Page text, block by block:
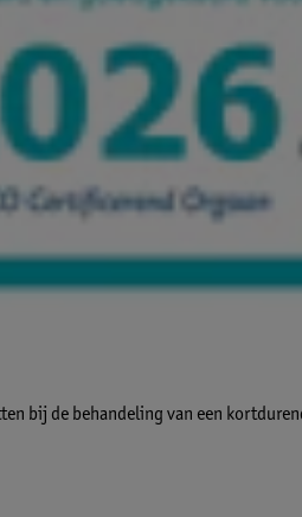
bij de behandeling van een